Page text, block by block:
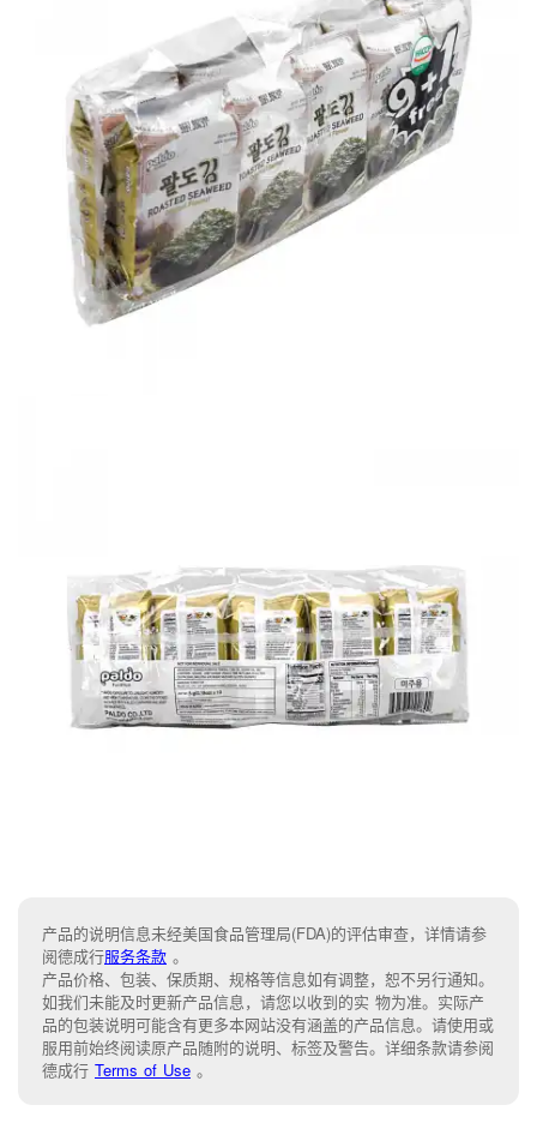
产品的说明信息未经美国食品管理局(FDA)的评估审查，详情请参
阅德成行服务条款 。
产品价格、包装、保质期、规格等信息如有调整，恕不另行通知。
如我们未能及时更新产品信息，请您以收到的实 物为准。实际产
品的包装说明可能含有更多本网站没有涵盖的产品信息。请使用或
服用前始终阅读原产品随附的说明、标签及警告。详细条款请参阅
德成行 Terms of Use 。